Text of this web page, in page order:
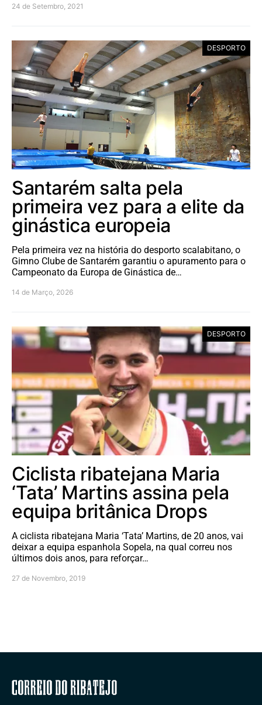
24 de Setembro, 2021
DESPORTO
Santarém salta pela
primeira vez para a elite da
ginástica europeia
Pela primeira vez na história do desporto scalabitano, o
Gimno Clube de Santarém garantiu o apuramento para o
Campeonato da Europa de Ginástica de…
14 de Março, 2026
DESPORTO
Ciclista ribatejana Maria
‘Tata’ Martins assina pela
equipa britânica Drops
A ciclista ribatejana Maria ‘Tata’ Martins, de 20 anos, vai
deixar a equipa espanhola Sopela, na qual correu nos
últimos dois anos, para reforçar…
27 de Novembro, 2019
Correio do Ribatejo